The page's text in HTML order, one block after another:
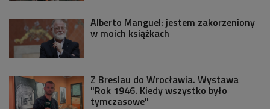
Alberto Manguel: jestem zakorzeniony
w moich książkach
Z Breslau do Wrocławia. Wystawa
"Rok 1946. Kiedy wszystko było
tymczasowe"